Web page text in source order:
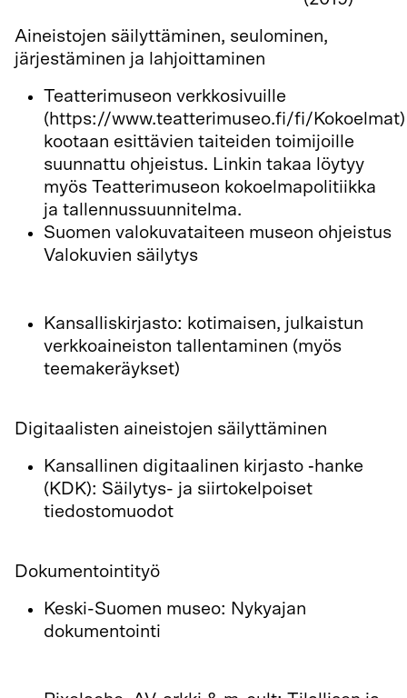
Aineistojen säilyttäminen, seulominen,
järjestäminen ja lahjoittaminen
Teatterimuseon verkkosivuille
(https://www.teatterimuseo.fi/fi/Kokoelmat)
kootaan esittävien taiteiden toimijoille
suunnattu ohjeistus. Linkin takaa löytyy
myös Teatterimuseon kokoelmapolitiikka
ja tallennussuunnitelma.
Suomen valokuvataiteen museon ohjeistus
Valokuvien säilytys
Kansalliskirjasto: kotimaisen, julkaistun
verkkoaineiston tallentaminen (myös
teemakeräykset)
Digitaalisten aineistojen säilyttäminen
Kansallinen digitaalinen kirjasto ‑hanke
(KDK): Säilytys- ja siirtokelpoiset
tiedostomuodot
Dokumentointityö
Keski-Suomen museo: Nykyajan
dokumentointi